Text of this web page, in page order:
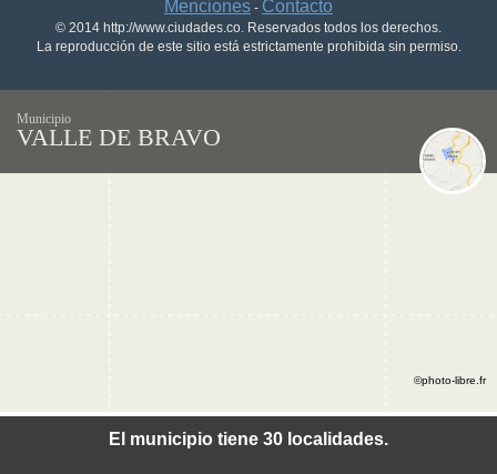
Menciones - Contacto
© 2014 http://www.ciudades.co. Reservados todos los derechos.
La reproducción de este sitio está estrictamente prohibida sin permiso.
Municipio
VALLE DE BRAVO
El municipio tiene 30 localidades.
©photo-libre.fr